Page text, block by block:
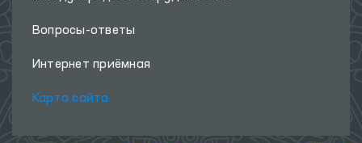
Публикации
Международное сотрудничество
Вопросы-ответы
Интернет приёмная